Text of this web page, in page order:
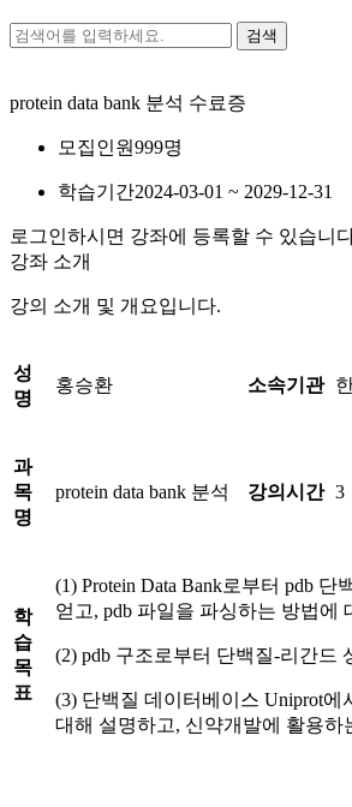
검색
protein data bank 분석 수료증
모집인원999명
학습기간2024-03-01 ~ 2029-12-31
로그인하시면 강좌에 등록할 수 있습니
강좌 소개
강의 소개 및 개요입니다.
성
명
홍승환 소속기관
과
목
명
protein data bank 분석 강의시간 3
학
습
목
표
(1) Protein Data Bank로부터 pdb 단
얻고, pdb 파일을 파싱하는 방법에
(2) pdb 구조로부터 단백질-리간드
(3) 단백질 데이터베이스 Uniprot에
대해 설명하고, 신약개발에 활용하